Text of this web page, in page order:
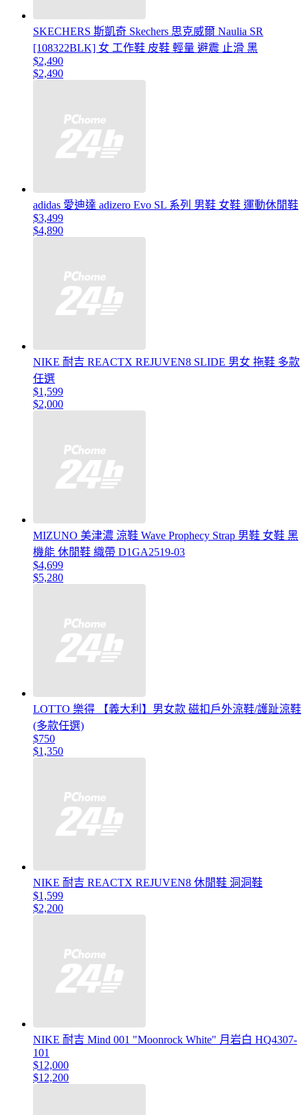
SKECHERS 斯凱奇 Skechers 思克威爾 Naulia SR
[108322BLK] 女 工作鞋 皮鞋 輕量 避震 止滑 黑
$2,490
$2,490
adidas 愛迪達 adizero Evo SL 系列 男鞋 女鞋 運動休閒鞋
$3,499
$4,890
NIKE 耐吉 REACTX REJUVEN8 SLIDE 男女 拖鞋 多款
任選
$1,599
$2,000
MIZUNO 美津濃 涼鞋 Wave Prophecy Strap 男鞋 女鞋 黑
機能 休閒鞋 織帶 D1GA2519-03
$4,699
$5,280
LOTTO 樂得 【義大利】男女款 磁扣戶外涼鞋/護趾涼鞋
(多款任選)
$750
$1,350
NIKE 耐吉 REACTX REJUVEN8 休閒鞋 洞洞鞋
$1,599
$2,200
NIKE 耐吉 Mind 001 "Moonrock White" 月岩白 HQ4307-
101
$12,000
$12,200